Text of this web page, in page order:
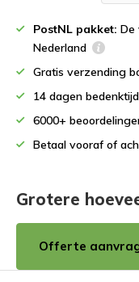
PostNL pakket: De
Nederland
Gratis verzending
14 dagen bedenktijd
6000+
Betaal vooraf of
Grotere
Offerte